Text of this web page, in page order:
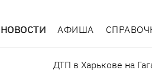
НОВОСТИ АФИША
ДТП в Харькове на